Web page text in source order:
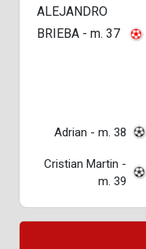
ALEJANDRO
BRIEBA - m. 37
Adrian - m. 38
Cristian Martin -
m. 39